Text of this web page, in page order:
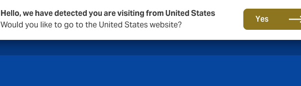
Hello, we have detected you are visiting from United States
Would you like to go to the United States website?
Yes
Ett nytt varumärke för en ny era. Lär dig mer om…